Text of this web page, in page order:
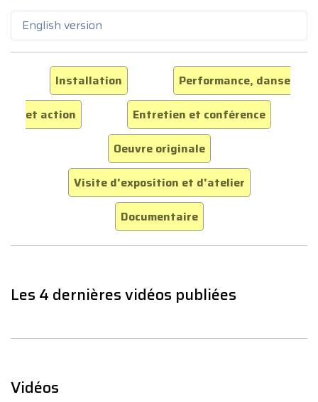
English version
Installation
Performance, danse
et action
Entretien et conférence
Oeuvre originale
Visite d'exposition et d'atelier
Documentaire
Les 4 dernières vidéos publiées
Vidéos